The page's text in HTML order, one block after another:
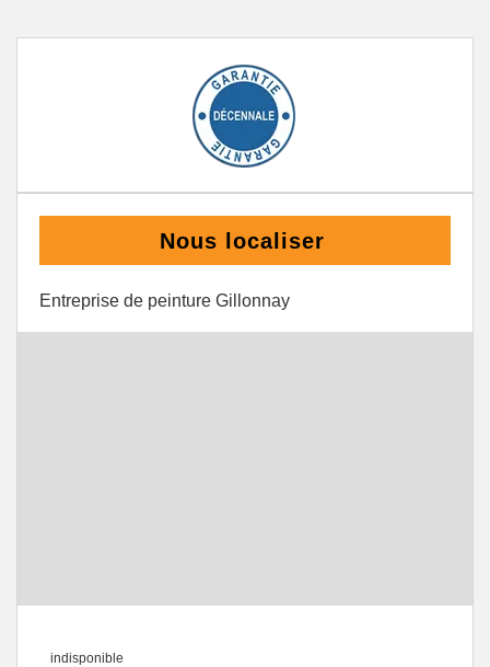
Nous localiser
Entreprise de peinture Gillonnay
indisponible